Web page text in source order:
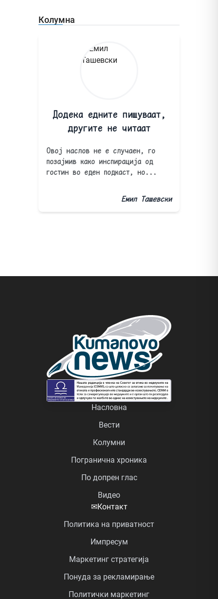
Колумна
Додека едните пишуваат,
другите не читаат
Овој наслов не е случаен, го
позајмив како инспирација од
гостин во еден подкаст, но...
Емил Ташевски
Насловна
Вести
Колумни
Погранична хроника
По допрен глас
Видео
✉Контакт
Политика на приватност
Импресум
Маркетинг стратегија
Понуда за рекламирање
Политички маркетинг